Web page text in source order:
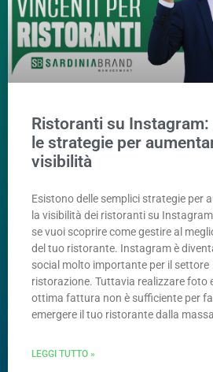
Ristoranti su Instagram:
le strategie per
visibilità
Esistono delle semplici strategie per
la visibilità dei ristoranti su
se vuoi scoprire come gestire al
del tuo ristorante. Instagram è
social molto importante per il settore
ristorazione. Tuttavia realizzare foto
ottima fattura non è sufficiente per
emergere il tuo ristorante dalla
LEGGI TUTTO »